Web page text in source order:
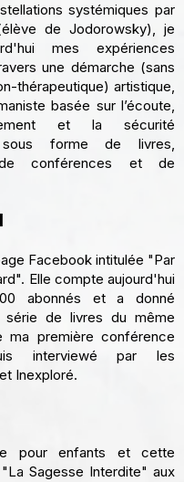
systémiques par
de Jodorowsky), je
mes expériences
une démarche (sans
thérapeutique) artistique,
basée sur l’écoute,
et la sécurité
sous forme de livres,
conférences et de
Facebook intitulée "Par
. Elle compte aujourd'hui
abonnés et a donné
série de livres du même
ma première conférence
interviewé par les
et Inexploré.
pour enfants et cette
"La Sagesse Interdite" aux